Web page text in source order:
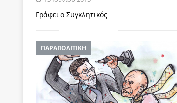
Γράφει ο Συγκλητικός
ΠΑΡΑΠΟΛΙΤΙΚΗ